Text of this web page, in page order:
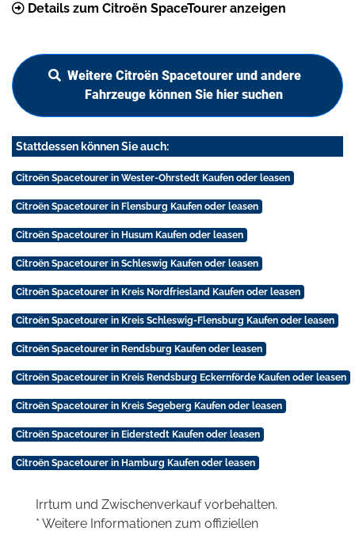
Details zum Citroën SpaceTourer anzeigen
Weitere Citroën Spacetourer und andere
Fahrzeuge können Sie hier suchen
Stattdessen können Sie auch:
Citroën Spacetourer in Wester-Ohrstedt Kaufen oder leasen
Citroën Spacetourer in Flensburg Kaufen oder leasen
Citroën Spacetourer in Husum Kaufen oder leasen
Citroën Spacetourer in Schleswig Kaufen oder leasen
Citroën Spacetourer in Kreis Nordfriesland Kaufen oder leasen
Citroën Spacetourer in Kreis Schleswig-Flensburg Kaufen oder leasen
Citroën Spacetourer in Rendsburg Kaufen oder leasen
Citroën Spacetourer in Kreis Rendsburg Eckernförde Kaufen oder leasen
Citroën Spacetourer in Kreis Segeberg Kaufen oder leasen
Citroën Spacetourer in Eiderstedt Kaufen oder leasen
Citroën Spacetourer in Hamburg Kaufen oder leasen
Irrtum und Zwischenverkauf vorbehalten.
* Weitere Informationen zum offiziellen